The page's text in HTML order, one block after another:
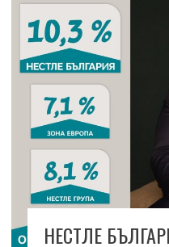
НЕСТЛЕ